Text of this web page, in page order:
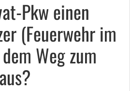
Pkw einen
(Feuerwehr im
Weg zum